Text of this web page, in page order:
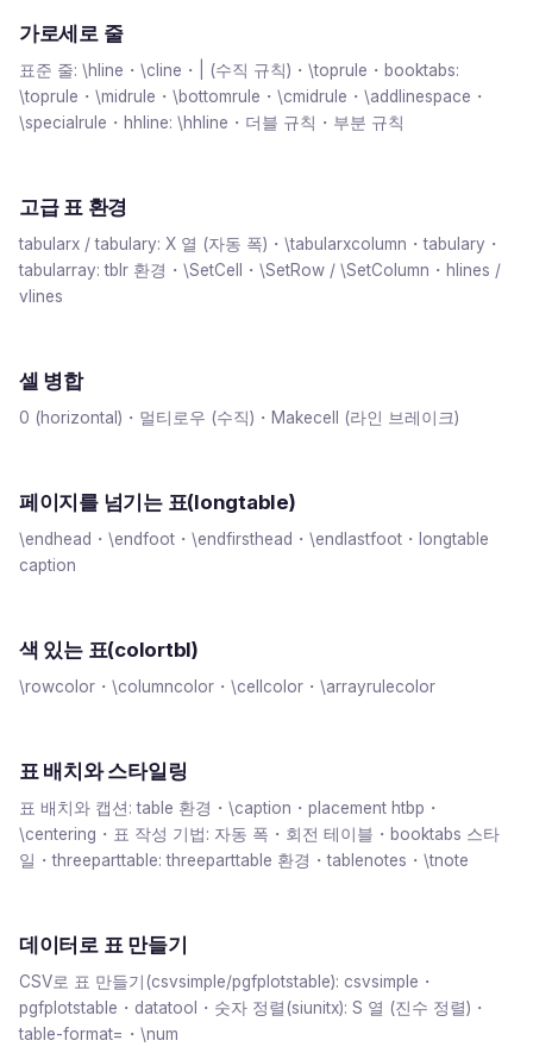
가로세로 줄
표준 줄: \hline・\cline・| (수직 규칙)・\toprule・booktabs:
\toprule・\midrule・\bottomrule・\cmidrule・\addlinespace・
\specialrule・hhline: \hhline・더블 규칙・부분 규칙
고급 표 환경
tabularx / tabulary: X 열 (자동 폭)・\tabularxcolumn・tabulary・
tabularray: tblr 환경・\SetCell・\SetRow / \SetColumn・hlines /
vlines
셀 병합
0 (horizontal)・멀티로우 (수직)・Makecell (라인 브레이크)
페이지를 넘기는 표(longtable)
\endhead・\endfoot・\endfirsthead・\endlastfoot・longtable
caption
색 있는 표(colortbl)
\rowcolor・\columncolor・\cellcolor・\arrayrulecolor
표 배치와 스타일링
표 배치와 캡션: table 환경・\caption・placement htbp・
\centering・표 작성 기법: 자동 폭・회전 테이블・booktabs 스타
일・threeparttable: threeparttable 환경・tablenotes・\tnote
데이터로 표 만들기
CSV로 표 만들기(csvsimple/pgfplotstable): csvsimple・
pgfplotstable・datatool・숫자 정렬(siunitx): S 열 (진수 정렬)・
table-format=・\num